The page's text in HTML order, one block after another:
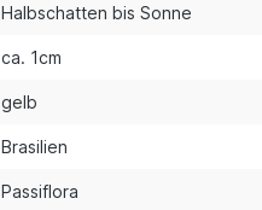
Halbschatten bis Sonne
ca. 1cm
gelb
Brasilien
Passiflora